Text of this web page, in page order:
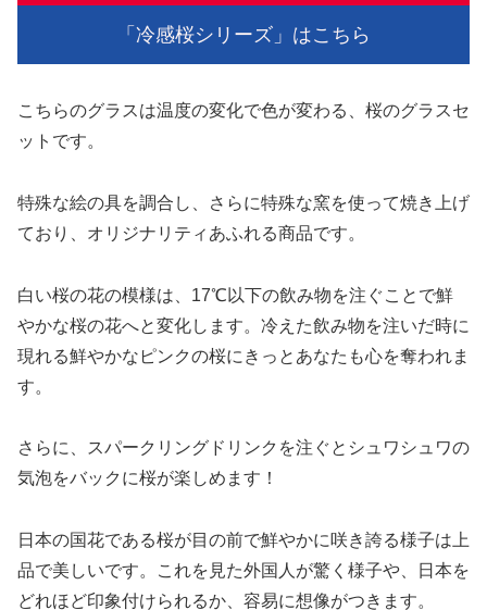
「冷感桜シリーズ」はこちら
こちらのグラスは温度の変化で色が変わる、桜のグラスセ
ットです。
特殊な絵の具を調合し、さらに特殊な窯を使って焼き上げ
ており、オリジナリティあふれる商品です。
白い桜の花の模様は、17℃以下の飲み物を注ぐことで鮮
やかな桜の花へと変化します。冷えた飲み物を注いだ時に
現れる鮮やかなピンクの桜にきっとあなたも心を奪われま
す。
さらに、スパークリングドリンクを注ぐとシュワシュワの
気泡をバックに桜が楽しめます！
日本の国花である桜が目の前で鮮やかに咲き誇る様子は上
品で美しいです。これを見た外国人が驚く様子や、日本を
どれほど印象付けられるか、容易に想像がつきます。